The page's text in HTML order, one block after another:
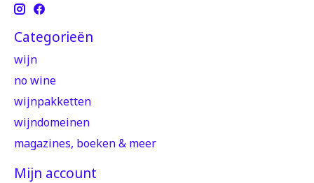
Categorieën
wijn
no wine
wijnpakketten
wijndomeinen
magazines, boeken & meer
Mijn account